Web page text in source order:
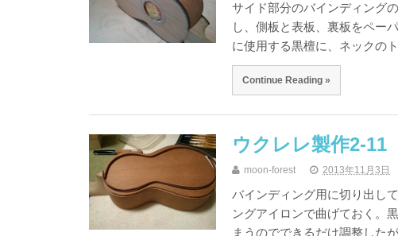
サイド部分のバインディング
し、側板と表板、裏板をペー
に使用する黒檀に、ネックの
Continue Reading »
ウクレレ製作2-11
moon-forest 2013年11月3日
バインディング用に切り出し
ングアイロンで曲げておく。
まうのでできるだけ調整した